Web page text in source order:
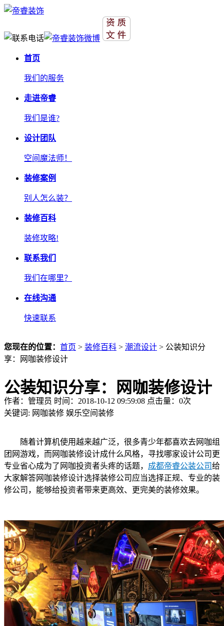
首页
我们的服务
走进帝睿
我们是谁?
设计团队
空间魔法师！
装修案例
别人怎么装？
装修百科
装修攻略!
联系我们
我们在哪里？
在线沟通
快速联系
您现在的位置： 首页 > 装修百科 > 潮流设计 > 公装知识分
享：网咖装修设计
公装知识分享：网咖装修设计
作者：管理员 时间：2018-10-12 09:59:08 点击量： 0次
关键词: 网咖装修 娱乐空间装修
随着计算机使用越来越广泛，很多青少年都喜欢去网咖组
团网游戏，而网咖装修设计成什么风格，寻找哪家设计公司更
专业省心成为了网咖投资者头疼的话题， 成都帝睿公装公司给
大家解答网咖装修设计选择装修公司应当选择正规、专业的装
修公司，能够给投资者带来更高效、更完美的装修效果。